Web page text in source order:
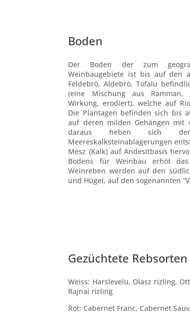
Boden
Der Boden der zum
Weinbaugebiete ist bis auf den
Feldebrö, Aldebrö, Tofalu
(eine Mischung aus Ramman,
Wirkung, erodiert), welche auf
Die Plantagen befinden sich bis
auf deren milden Gehängen mit
daraus heben sich
Meereskalksteinablagerungen
Mesz (Kalk) auf Andesitbasis
Bodens für Weinbau erhöt
Weinreben werden auf den
und Hügel, auf den sogenannten
Gezüchtete Rebsorten
Weiss: Harslevelu, Olasz rizling,
Rajnai rizling
Rot: Cabernet Franc, Cabernet